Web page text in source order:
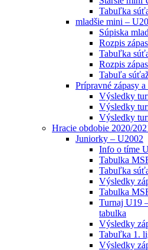
Tabuľka
mladšie mini –
Súpiska
Rozpis
Tabuľka
Rozpis
Tabuľa
Prípravné zápasy
Výsledky
Výsledky
Výsledky
Hracie obdobie 2020/
Juniorky – U2002
Info o tíme
Tabulka
Tabuľka
Výsledky
Tabulka
Turnaj U19
tabulka
Výsledky
Tabuľka 1.
Výsledky